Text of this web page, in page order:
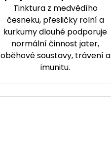
Tinktura z medvědího
česneku, přesličky rolní a
kurkumy dlouhé podporuje
normální činnost jater,
oběhové soustavy, trávení a
imunitu.